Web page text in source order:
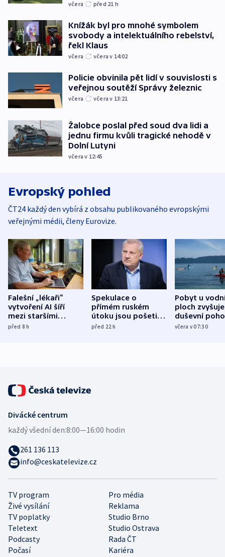
včera před 21 h
Knížák byl pro mnohé symbolem
svobody a intelektuálního rebelství,
řekl Klaus
včera včera v 14:02
Policie obvinila pět lidí v souvislosti s
veřejnou soutěží Správy železnic
včera včera v 13:21
Žalobce poslal před soud dva lidi a
jednu firmu kvůli tragické nehodě v
Dolní Lutyni
včera v 12:45
Evropský pohled
ČT24 každý den vybírá z obsahu publikovaného evropskými
veřejnými médii, členy Eurovize.
Falešní „lékaři“
vytvoření AI šíří
mezi staršími
Poláky nebezpečné
před 8h
Spekulace o
přímém ruském
útoku jsou pošetilé,
míní estonský
před 22h
Pobyt u
ploch zvyšuje
duševní
ukázala
včera v 07:30
TV program
Pro média
Živé vysílání
Reklama
TV poplatky
Studio Brno
Teletext
Studio Ostrava
Podcasty
Rada ČT
Počasí
Kariéra
Divácké centrum
každý všední den:8:00—16:00 hodin
261 136 113
info@ceskatelevize.cz